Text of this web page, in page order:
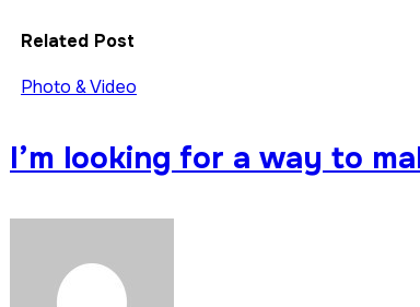
Related Post
Photo & Video
I’m looking for a way to